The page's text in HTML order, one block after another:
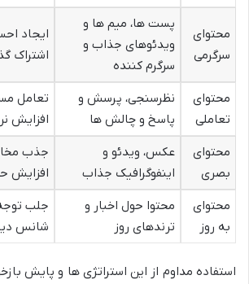
محتوای
سرگرمی
پست ها، میم ها و
ویدئوهای جذاب و
سرگرم کننده
ایجاد
اشتراک
محتوای
تعاملی
نظرسنجی، پرسش و
پاسخ و چالش ها
تعامل
افزایش
محتوای
بصری
عکس، ویدئو و
اینفوگرافیک جذاب
جذب
افزایش
محتوای
به روز
محتوا حول اخبار و
ترندهای روز
جلب
شانس
استفاده مداوم از این استراتژی ها و پایش